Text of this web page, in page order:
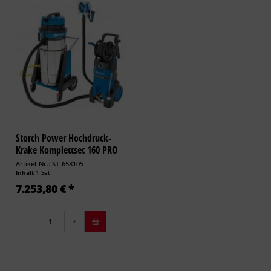
Storch Power Hochdruck-
Krake Komplettset 160 PRO
Artikel-Nr.: ST-658105
Inhalt 1 Set
7.253,80 € *